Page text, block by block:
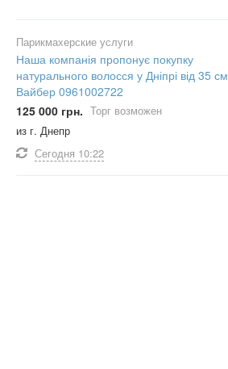
Парикмахерские услуги
Наша компанія пропонує покупку
натурального волосся у Дніпрі від 35 см
Вайбер 0961002722
125 000 грн. Торг возможен
из г. Днепр
Сегодня 10:22